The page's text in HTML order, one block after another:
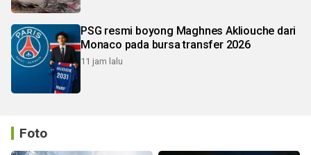
PSG resmi boyong Maghnes Akliouche dari
Monaco pada bursa transfer 2026
11 jam lalu
Foto